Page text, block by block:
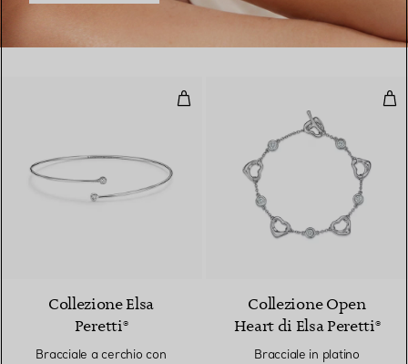
Bracciale a cerchio con
Collezione Elsa
Peretti®
Bracciale a cerchio con
Collezione Open
Heart di Elsa Peretti®
Bracciale in platino